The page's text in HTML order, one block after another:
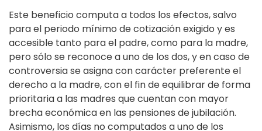
Este beneficio computa a todos los efectos, salvo
para el periodo mínimo de cotización exigido y es
accesible tanto para el padre, como para la madre,
pero sólo se reconoce a uno de los dos, y en caso de
controversia se asigna con carácter preferente el
derecho a la madre, con el fin de equilibrar de forma
prioritaria a las madres que cuentan con mayor
brecha económica en las pensiones de jubilación.
Asimismo, los días no computados a uno de los